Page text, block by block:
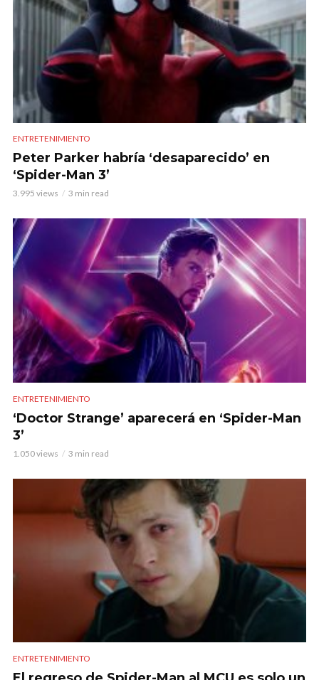
ENTRETENIMIENTO
Peter Parker habría ‘desaparecido’ en
‘Spider-Man 3’
3.995 views 3 min read
ENTRETENIMIENTO
‘Doctor Strange’ aparecerá en ‘Spider-Man
3’
1.050 views 3 min read
ENTRETENIMIENTO